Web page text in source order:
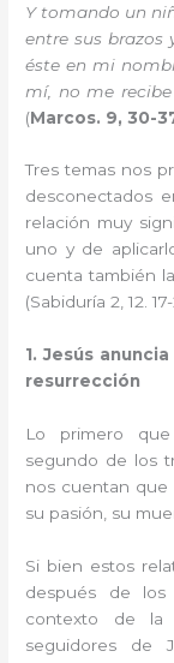
Y tomando un
entre sus brazos
éste en mi
mí, no me
(Marcos. 9, 30-
Tres temas nos
desconectados
relación muy
uno y de
cuenta también
(Sabiduría 2, 12.
1. Jesús
resurrección
Lo primero
segundo de los
nos cuentan que
su pasión, su
Si bien estos
después de
contexto de la
seguidores de